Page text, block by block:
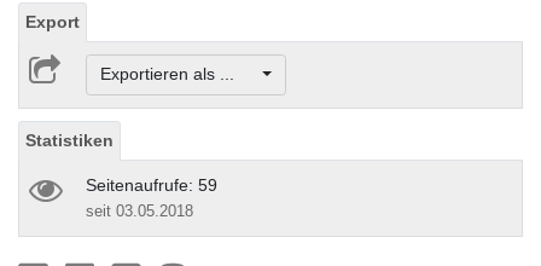
Export
Exportieren als ...
Statistiken
Seitenaufrufe: 59
seit 03.05.2018